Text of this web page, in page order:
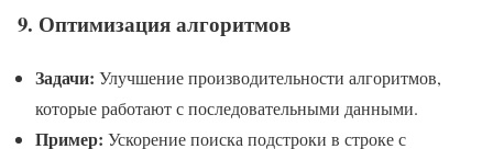
9. Оптимизация алгоритмов
Задачи: Улучшение производительности алгоритмов,
которые работают с последовательными данными.
Пример: Ускорение поиска подстроки в строке с